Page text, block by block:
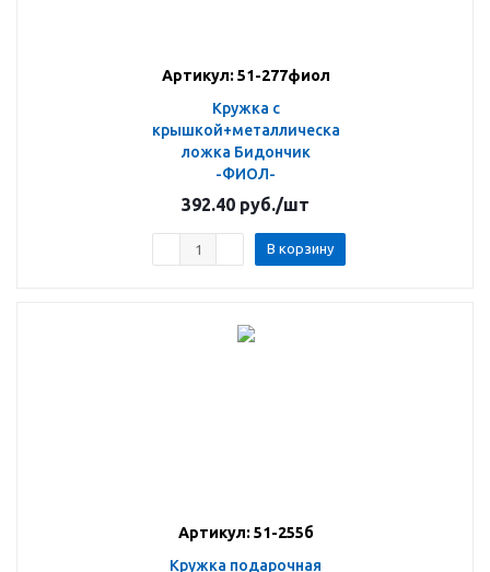
Артикул: 51-277фиол
Кружка с
крышкой+металлическая
ложка Бидончик
-ФИОЛ-
392.40 руб./шт
В корзину
Артикул: 51-255б
Кружка подарочная